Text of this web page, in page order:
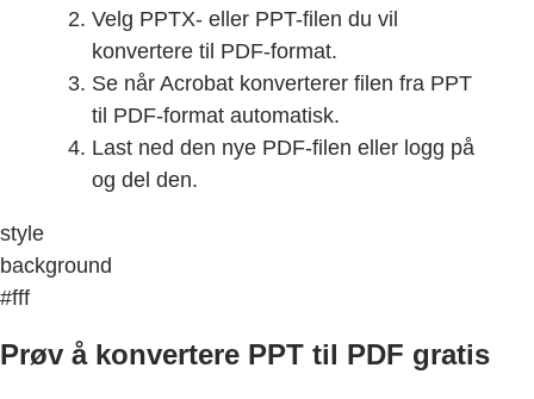
Velg PPTX- eller PPT-filen du vil
konvertere til PDF-format.
Se når Acrobat konverterer filen fra PPT
til PDF-format automatisk.
Last ned den nye PDF-filen eller logg på
og del den.
style
background
#fff
Prøv å konvertere PPT til PDF gratis